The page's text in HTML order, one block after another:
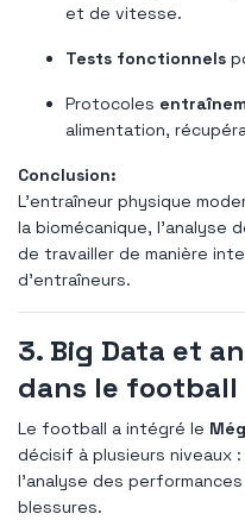
et de vitesse.
Tests fonctionnels
Protocoles
alimentation,
Conclusion:
L’entraîneur physique
la biomécanique, l’analyse
de travailler de manière
d’entraîneurs.
3. Big Data et
dans le football
Le football a intégré le
décisif à plusieurs niveaux
l’analyse des
blessures.